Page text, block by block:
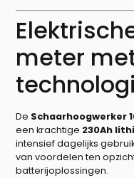
meter
De Schaarhoogwerker
een krachtige 230Ah
intensief dagelijks
van voordelen ten
batterijoplossingen.